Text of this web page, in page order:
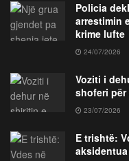
Policia
arrestimin
krime lufte
24/07/2026
Voziti i
shoferi
23/07/2026
E trishtë: